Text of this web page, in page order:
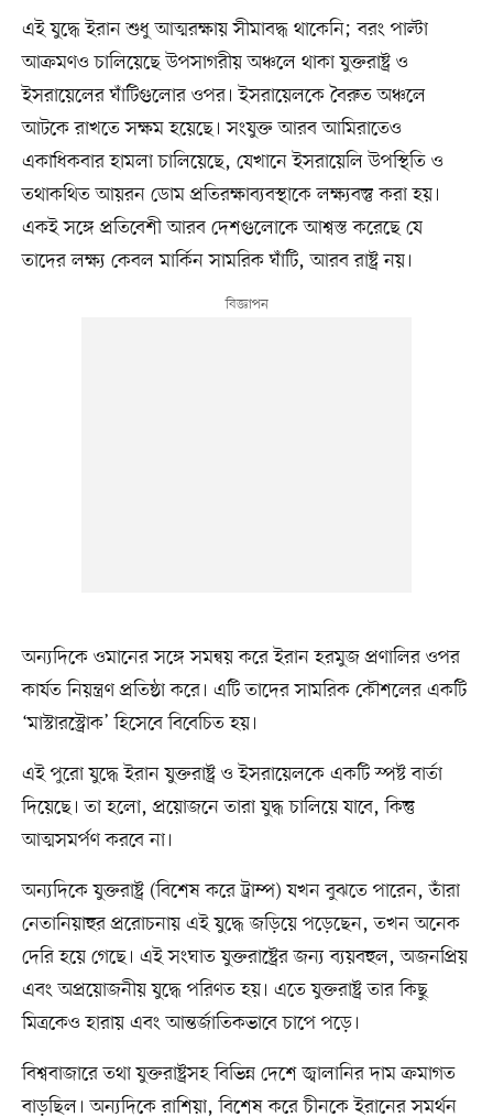
এই যুদ্ধে ইরান শুধু আত্মরক্ষায় সীমাবদ্ধ থাকেনি; বরং পাল্টা
আক্রমণও চালিয়েছে উপসাগরীয় অঞ্চলে থাকা যুক্তরাষ্ট্র ও
ইসরায়েলের ঘাঁটিগুলোর ওপর। ইসরায়েলকে বৈরুত অঞ্চলে
আটকে রাখতে সক্ষম হয়েছে। সংযুক্ত আরব আমিরাতেও
একাধিকবার হামলা চালিয়েছে, যেখানে ইসরায়েলি উপস্থিতি ও
তথাকথিত আয়রন ডোম প্রতিরক্ষাব্যবস্থাকে লক্ষ্যবস্তু করা হয়।
একই সঙ্গে প্রতিবেশী আরব দেশগুলোকে আশ্বস্ত করেছে যে
তাদের লক্ষ্য কেবল মার্কিন সামরিক ঘাঁটি, আরব রাষ্ট্র নয়।
অন্যদিকে ওমানের সঙ্গে সমন্বয় করে ইরান হরমুজ প্রণালির ওপর
কার্যত নিয়ন্ত্রণ প্রতিষ্ঠা করে। এটি তাদের সামরিক কৌশলের একটি
‘মাস্টারস্ট্রোক’ হিসেবে বিবেচিত হয়।
এই পুরো যুদ্ধে ইরান যুক্তরাষ্ট্র ও ইসরায়েলকে একটি স্পষ্ট বার্তা
দিয়েছে। তা হলো, প্রয়োজনে তারা যুদ্ধ চালিয়ে যাবে, কিন্তু
আত্মসমর্পণ করবে না।
অন্যদিকে যুক্তরাষ্ট্র (বিশেষ করে ট্রাম্প) যখন বুঝতে পারেন, তাঁরা
নেতানিয়াহুর প্ররোচনায় এই যুদ্ধে জড়িয়ে পড়েছেন, তখন অনেক
দেরি হয়ে গেছে। এই সংঘাত যুক্তরাষ্ট্রের জন্য ব্যয়বহুল, অজনপ্রিয়
এবং অপ্রয়োজনীয় যুদ্ধে পরিণত হয়। এতে যুক্তরাষ্ট্র তার কিছু
মিত্রকেও হারায় এবং আন্তর্জাতিকভাবে চাপে পড়ে।
বিশ্ববাজারে তথা যুক্তরাষ্ট্রসহ বিভিন্ন দেশে জ্বালানির দাম ক্রমাগত
বাড়ছিল। অন্যদিকে রাশিয়া, বিশেষ করে চীনকে ইরানের সমর্থন